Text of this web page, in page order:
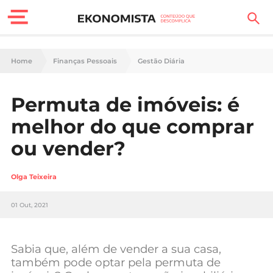
Finanças Pessoais
Carreira
Casa
Lifestyle
Sociedade
Negócios
Home Finanças Pessoais Gestão Diária
Permuta de imóveis: é
melhor do que comprar
ou vender?
Olga Teixeira
01 Out, 2021
Sabia que, além de vender a sua casa,
também pode optar pela permuta de